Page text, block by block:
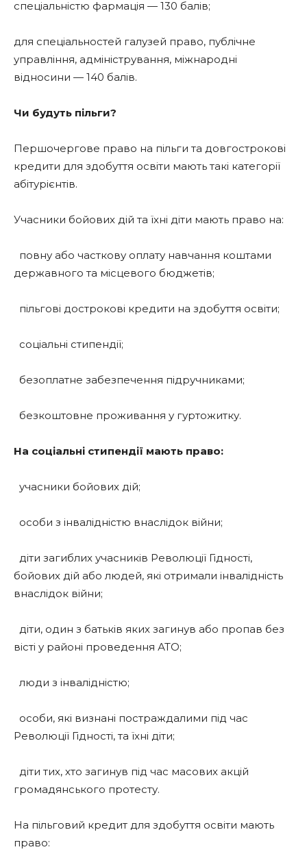
спеціальністю фармація — 130 балів;
для спеціальностей галузей право, публічне
управління, адміністрування, міжнародні
відносини — 140 балів.
Чи будуть пільги?
Першочергове право на пільги та довгострокові
кредити для здобуття освіти мають такі категорії
абітурієнтів.
Учасники бойових дій та їхні діти мають право на:
повну або часткову оплату навчання коштами
державного та місцевого бюджетів;
пільгові дострокові кредити на здобуття освіти;
соціальні стипендії;
безоплатне забезпечення підручниками;
безкоштовне проживання у гуртожитку.
На соціальні стипендії мають право:
учасники бойових дій;
особи з інвалідністю внаслідок війни;
діти загиблих учасників Революції Гідності,
бойових дій або людей, які отримали інвалідність
внаслідок війни;
діти, один з батьків яких загинув або пропав без
вісті у районі проведення АТО;
люди з інвалідністю;
особи, які визнані постраждалими під час
Революції Гідності, та їхні діти;
діти тих, хто загинув під час масових акцій
громадянського протесту.
На пільговий кредит для здобуття освіти мають
право: